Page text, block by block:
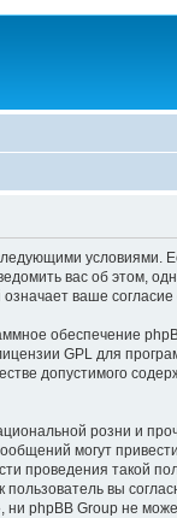
условиями.
вас об этом,
ваше согласие
обеспечение
GPL для
допустимого
розни и
могут
проведения такой
вы
Group не